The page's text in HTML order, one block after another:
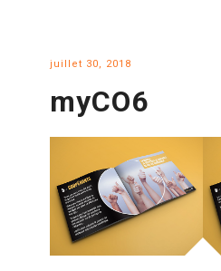
juillet 30, 2018
myCO6